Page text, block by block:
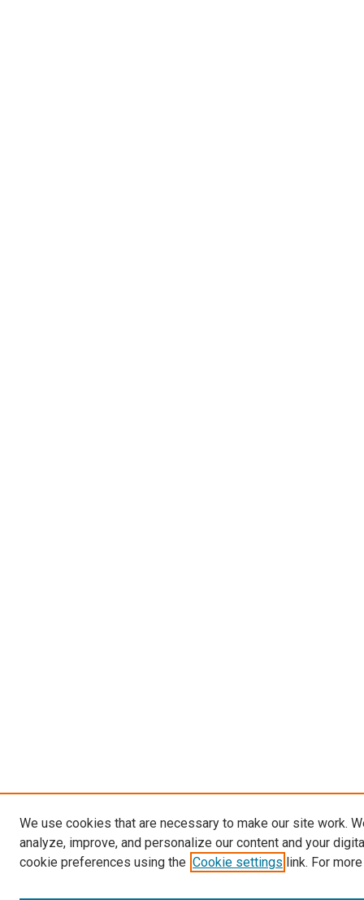
We use cookies that are necessary to make our site work.
analyze, improve, and personalize our content and your
cookie preferences using the Cookie settings link. For